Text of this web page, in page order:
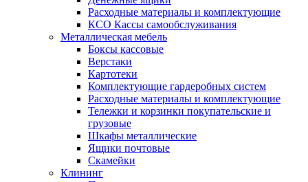
Расходные материалы и комплектующие
КСО Кассы самообслуживания
Металлическая мебель
Боксы кассовые
Верстаки
Картотеки
Комплектующие гардеробных систем
Расходные материалы и комплектующие
Тележки и корзинки покупательские и
грузовые
Шкафы металлические
Ящики почтовые
Скамейки
Клининг